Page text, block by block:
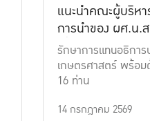
แนะนำคณะผู้บริห
การนำของ ผศ.น
เที่ยงธรรม
รักษาการแทนอธิกา
เกษตรศาสตร์ พร้อ
16 ท่าน
14 กรกฎาคม 2569